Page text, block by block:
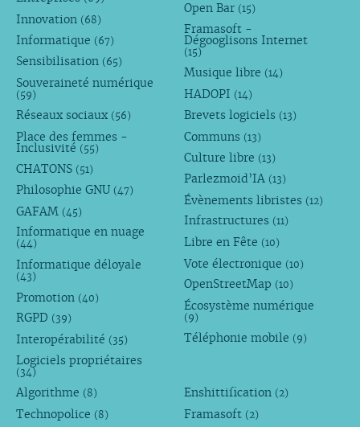
Innovation (68)
Informatique (67)
Sensibilisation (65)
Souveraineté numérique
(59)
Réseaux sociaux (56)
Place des femmes -
Inclusivité (55)
CHATONS (51)
Philosophie GNU (47)
GAFAM (45)
Informatique en nuage
(44)
Informatique déloyale
(43)
Promotion (40)
RGPD (39)
Interopérabilité (35)
Logiciels propriétaires
(34)
Open Bar (15)
Framasoft -
Dégooglisons Internet
(15)
Musique libre (14)
HADOPI (14)
Brevets logiciels (13)
Communs (13)
Culture libre (13)
Parlezmoid’IA (13)
Évènements libristes (12)
Infrastructures (11)
Libre en Fête (10)
Vote électronique (10)
OpenStreetMap (10)
Écosystème numérique
(9)
Téléphonie mobile (9)
Algorithme (8)
Technopolice (8)
Enshittification (2)
Framasoft (2)